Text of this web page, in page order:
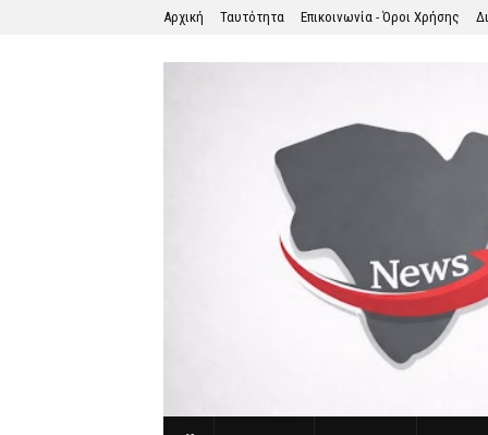
Αρχική Ταυτότητα Επικοινωνία - Όροι Χρήσης